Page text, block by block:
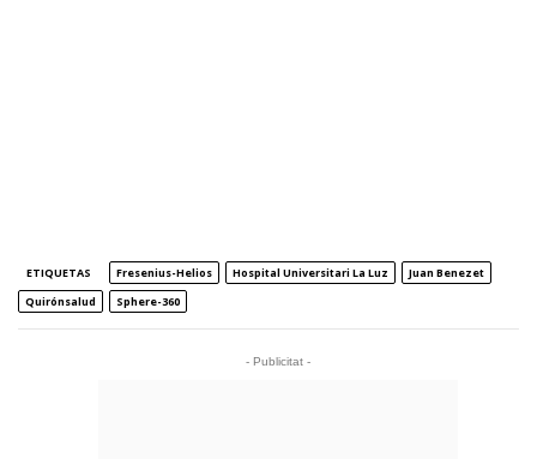
ETIQUETAS Fresenius-Helios Hospital Universitari La Luz
Juan Benezet
Quirónsalud
Sphere-360
- Publicitat -